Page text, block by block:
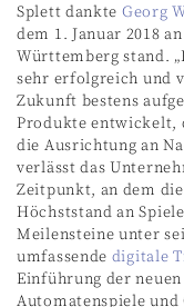
Splett dankte Georg
dem 1. Januar 2018
Württemberg stand.
sehr erfolgreich und
Zukunft bestens
Produkte entwickelt,
die Ausrichtung an
verlässt das
Zeitpunkt, an dem
Höchststand an
Meilensteine unter
umfassende digitale
Einführung der neuen
Automatenspiele und